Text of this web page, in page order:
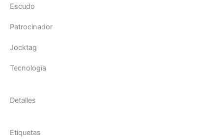
Escudo
Patrocinador
Jocktag
Tecnología
Detalles
Etiquetas